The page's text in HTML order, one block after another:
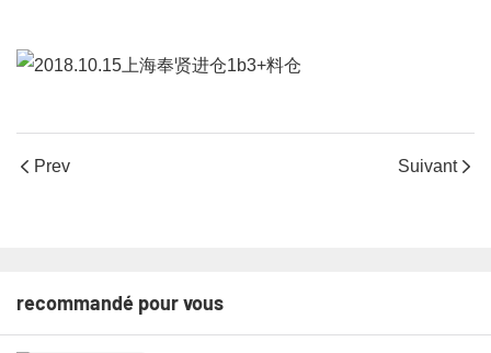
Prev Suivant
recommandé pour vous